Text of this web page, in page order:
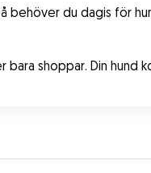
behöver du dagis för
bara shoppar. Din hund